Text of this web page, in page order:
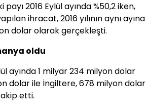
2016 Eylül ayında %50,2 iken,
ihracat, 2016 yılının aynı ayına
dolar olarak gerçekleşti.
oldu
ayında 1 milyar 234 milyon dolar
dolar ile İngiltere, 678 milyon dolar
etti.